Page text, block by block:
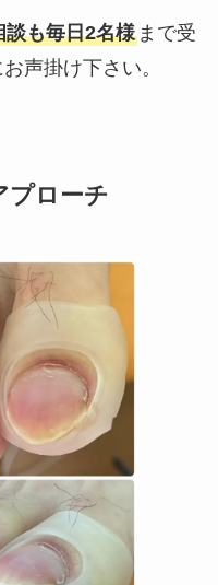
も毎日2名様まで受
声掛け下さい。
ローチ